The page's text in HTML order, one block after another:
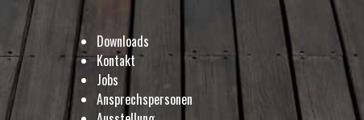
Downloads
Kontakt
Jobs
Ansprechspersonen